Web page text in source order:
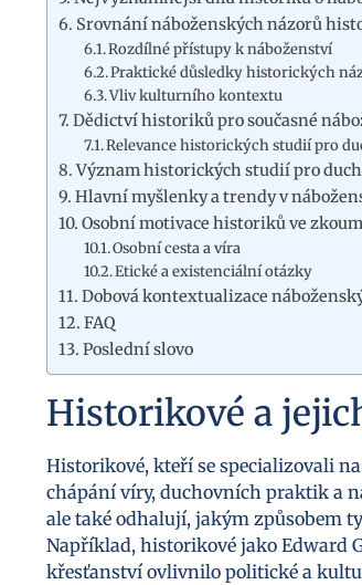
Srovnání náboženských názorů
Rozdílné přístupy k náboženství
Praktické důsledky historických
Vliv kulturního kontextu
Dědictví historiků pro současné
Relevance historických studií pro
Význam historických studií pro
Hlavní myšlenky a trendy v
Osobní motivace historiků ve
Osobní cesta a víra
Etické a existenciální otázky
Dobová kontextualizace
FAQ
Poslední slovo
Historikové a
Historikové, kteří se specializovali
chápání víry, duchovních praktik a
ale také odhalují, jakým způsobem
Například, historikové jako Edward
křesťanství ovlivnilo politické a